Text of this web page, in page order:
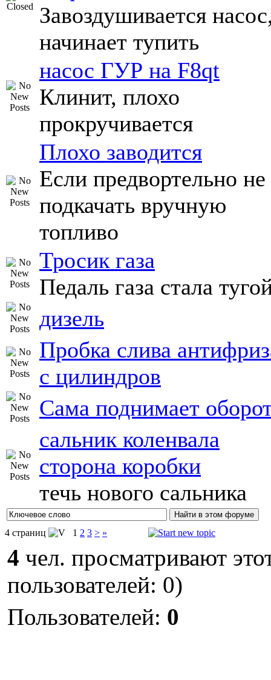
Завоздушивается
начинает тупить
насос ГУР на F8qt
Клинит, плохо
прокручивается
Плохо заводится
Если предвортельно не
подкачать вручную
топливо
Тросик газа
Педаль газа стала
дизель
Пробка слива
с цилиндров
Сама поднимает
сальник коленвала
сторона коробки
течь нового сальника
4 страниц 1 2 3 > »
4 чел. просматривают
пользователей: 0)
Пользователей: 0